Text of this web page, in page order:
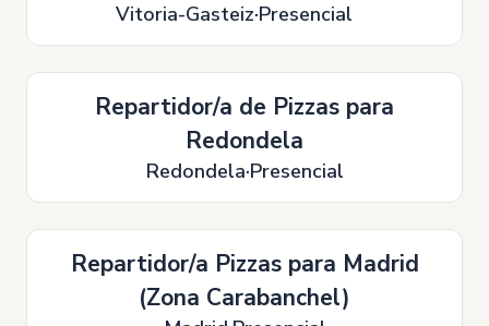
Vitoria-Gasteiz Presencial
Repartidor/a de Pizzas para
Redondela
Redondela Presencial
Repartidor/a Pizzas para Madrid
(Zona Carabanchel)